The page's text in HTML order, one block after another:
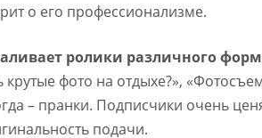
о его профессионализме.
ролики различного
крутые фото на отдыхе?»,
– пранки. Подписчики очень
подачи.